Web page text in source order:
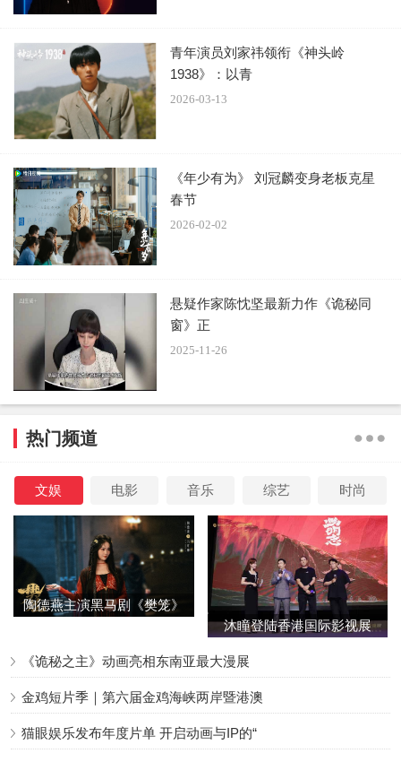
恬，同时也是一位带着孩子努力生活逃出毒窟的单亲妈妈。
她颠覆过往角色道路，挑战方言台词以及全新角色身份，电
影拍摄期间为了能更好地诠释出角色更是提前学习方言并重
复练习：“因为我是吉林通化人，对于东北人来说学重庆话还
是有难度的，剧组的方言顾问老师给我列了一个非常详细的
学习清单。每天听着重庆话睡觉，还会重复200遍以上台
词。”而当接受采访时被问到为何会选择出演表妹，刘浩存表
示“看完剧本后我更能与田恬产生共鸣，好像短暂地经历了她
的人生一样”。
青年演员刘家祎领衔《神头岭
1938》：以青
2026-03-13
《年少有为》 刘冠麟变身老板克星
春节
2026-02-02
悬疑作家陈忱坚最新力作《诡秘同
窗》正
2025-11-26
热门频道
文娱 电影 音乐 综艺 时尚
陶德燕主演黑马剧《樊笼》
沐瞳登陆香港国际影视展
《诡秘之主》动画亮相东南亚最大漫展
金鸡短片季｜第六届金鸡海峡两岸暨港澳
猫眼娱乐发布年度片单 开启动画与IP的“